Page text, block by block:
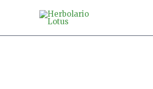
contenido